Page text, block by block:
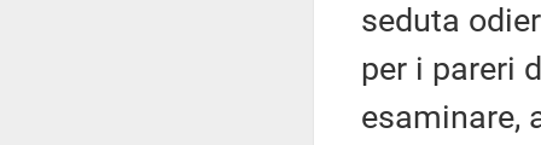
seduta
per i pareri
esaminare,